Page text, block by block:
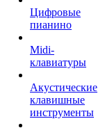
Цифровые
пианино
Midi-
клавиатуры
Акустические
клавишные
инструменты